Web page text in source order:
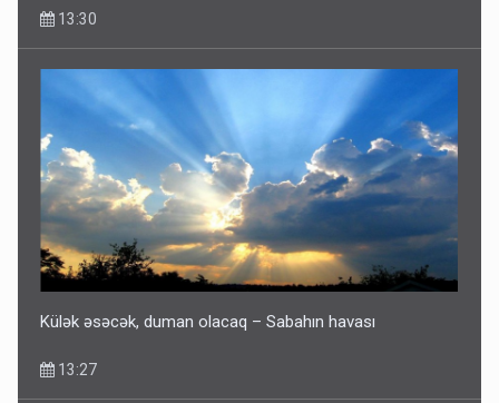
13:30
Külək əsəcək, duman olacaq – Sabahın havası
13:27